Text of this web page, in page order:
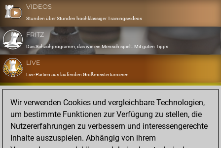
VIDEOS
Stunden über Stunden hochklassiger Trainingsvideos
FRITZ
Das Schachprogramm, das wie ein Mensch spielt. Mit guten Tipps
LIVE
Live Partien aus laufenden Großmeisterturnieren
OPENINGS
Erfassen und Üben Sie Ihr Eröffnungsrepertoire
DATABASE
Acht Millionen starke Partien
Wir verwenden Cookies und vergleichbare Technologien,
um bestimmte Funktionen zur Verfügung zu stellen, die
Nutzererfahrungen zu verbessern und interessengerechte
Inhalte auszuspielen. Abhängig von ihrem